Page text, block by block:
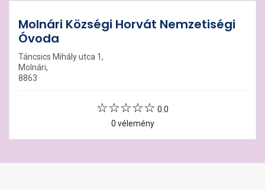
Molnári Községi Horvát Nemzetiségi
Óvoda
Táncsics Mihály utca 1,
Molnári,
8863
0.0
0 vélemény